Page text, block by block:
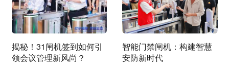
揭秘！31闸机签到如何引
领会议管理新风尚？
智能门禁闸机：构建智慧
安防新时代